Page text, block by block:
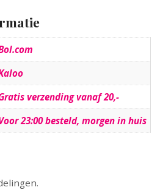
verzending vanaf 20,-
23:00 besteld, morgen in huis